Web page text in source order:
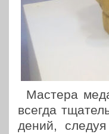
Мастера
всегда
де­ний,